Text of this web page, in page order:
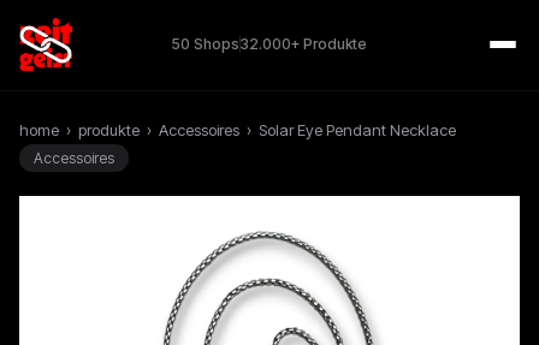
50 Shops32.000+ Produkte
home › produkte › Accessoires › Solar Eye Pendant Necklace
Accessoires